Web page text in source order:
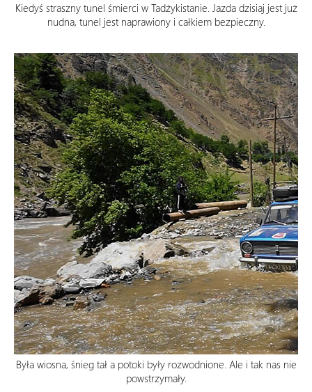
Kiedyś straszny tunel śmierci w Tadżykistanie. Jazda dzisiaj jest już
nudna, tunel jest naprawiony i całkiem bezpieczny.
Była wiosna, śnieg tał a potoki były rozwodnione. Ale i tak nas nie
powstrzymały.